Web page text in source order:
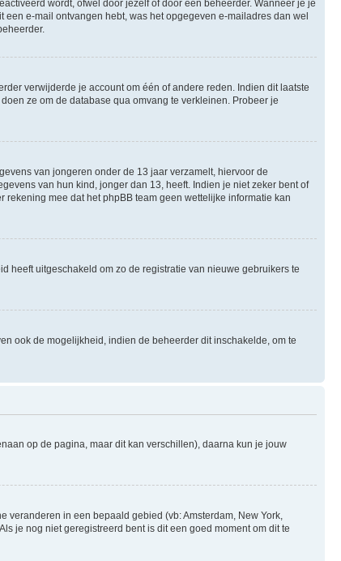
wordt, ofwel door jezelf of door een beheerder. Wanneer je je
e-mail ontvangen hebt, was het opgegeven e-mailadres dan wel
verwijderde je account om één of andere reden. Indien dit laatste
ze om de database qua omvang te verkleinen. Probeer je
van jongeren onder de 13 jaar verzamelt, hiervoor de
van hun kind, jonger dan 13, heeft. Indien je niet zeker bent of
mee dat het phpBB team geen wettelijke informatie kan
heeft uitgeschakeld om zo de registratie van nieuwe gebruikers te
ook de mogelijkheid, indien de beheerder dit inschakelde, om te
op de pagina, maar dit kan verschillen), daarna kun je jouw
in een bepaald gebied (vb: Amsterdam, New York,
je nog niet geregistreerd bent is dit een goed moment om dit te